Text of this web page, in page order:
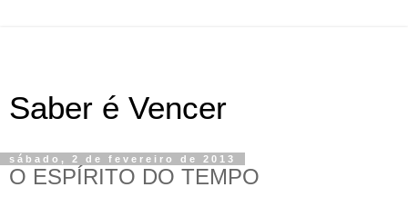
Saber é Vencer
sábado, 2 de fevereiro de 2013
O ESPÍRITO DO TEMPO